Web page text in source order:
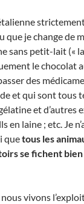
que je change de
sans petit-lait («
le chocolat
des
et qui sont tous
et d’autres
en laine ; etc. Je
quetous les
se fichent bien
vivons